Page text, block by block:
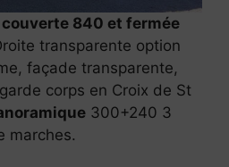
840 et fermée
transparente option
façade transparente,
corps en Croix de St
300+240 3
marches.